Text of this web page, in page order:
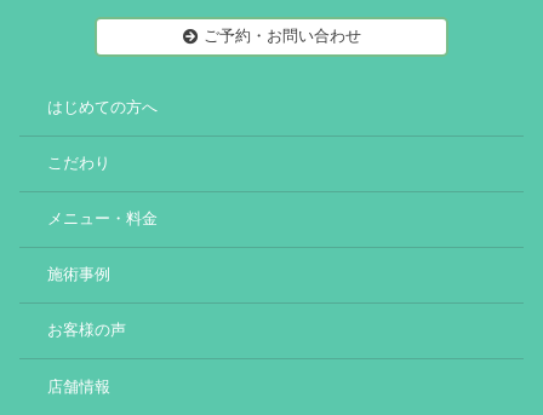
ご予約・お問い合わせ
はじめての方へ
こだわり
メニュー・料金
施術事例
お客様の声
店舗情報